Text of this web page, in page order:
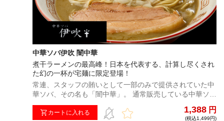
中華ソバ伊吹 闇中華
煮干ラーメンの最高峰！日本を代表する、計算し尽くされ
た幻の一杯が宅麺に限定登場！
常連、スタッフの賄いとして一部のみで提供されていた中
華ソバ、その名も「闇中華」。 通常販売している中華ソバ
とは異なり、豚肉からの旨味がスープに溶け出した、口当
たりまろやかで超クリーミーな味わいになっている。もち
カートに入れる 1,388 円
(税込1,499円)